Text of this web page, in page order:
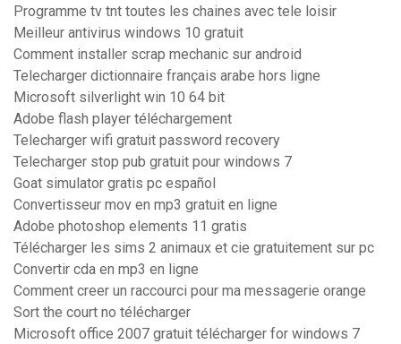
Programme tv tnt toutes les chaines avec tele loisir
Meilleur antivirus windows 10 gratuit
Comment installer scrap mechanic sur android
Telecharger dictionnaire français arabe hors ligne
Microsoft silverlight win 10 64 bit
Adobe flash player téléchargement
Telecharger wifi gratuit password recovery
Telecharger stop pub gratuit pour windows 7
Goat simulator gratis pc español
Convertisseur mov en mp3 gratuit en ligne
Adobe photoshop elements 11 gratis
Télécharger les sims 2 animaux et cie gratuitement sur pc
Convertir cda en mp3 en ligne
Comment creer un raccourci pour ma messagerie orange
Sort the court no télécharger
Microsoft office 2007 gratuit télécharger for windows 7